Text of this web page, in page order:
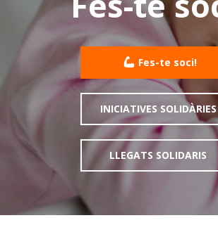
Fes-te soci!
INICIATIVES SOLIDÀRIES
LLEGATS SOLIDARIS